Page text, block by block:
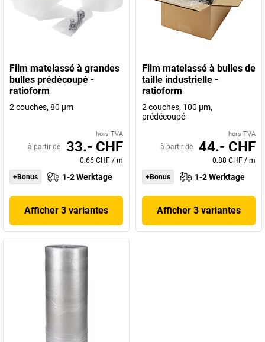
Film matelassé à grandes
bulles prédécoupé -
ratioform
2 couches, 80 µm
hors TVA
à partir de 33.- CHF
0.66 CHF / m
+Bonus
1-2 Werktage
Afficher 3 variantes
Film matelassé à bulles de
taille industrielle -
ratioform
2 couches, 100 µm,
prédécoupé
hors TVA
à partir de 44.- CHF
0.88 CHF / m
+Bonus
1-2 Werktage
Afficher 3 variantes